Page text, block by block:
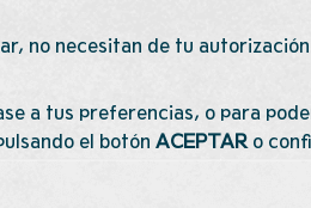
no necesitan de tu
a tus preferencias, o para
el botón ACEPTARo